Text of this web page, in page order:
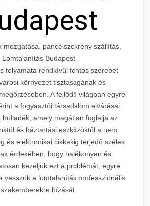
mozgatása, páncélszekrény szállítás,
Lomtalanítás Budapest
folyamata rendkívül fontos szerepet
környezet tisztaságának és
A fejlődő világban egyre
a fogyasztói társadalom elvárásai
hulladék, amely magában foglalja az
és háztartási eszközöktől a nem
és elektronikai cikkekig terjedő széles
érdekében, hogy hatékonyan és
kezeljük ezt a problémát, egyre
vesszük a lomtalanítás professzionális
szakemberekre bízását.